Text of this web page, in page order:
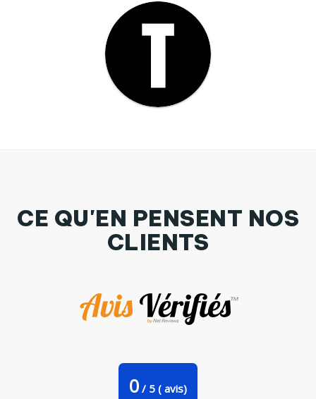
CE QU'EN PENSENT NOS
CLIENTS
0 / 5 ( avis)